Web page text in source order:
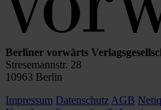
Berliner vorwärts
Stresemannstr. 28
10963 Berlin
Impressum Datenschutz AGB